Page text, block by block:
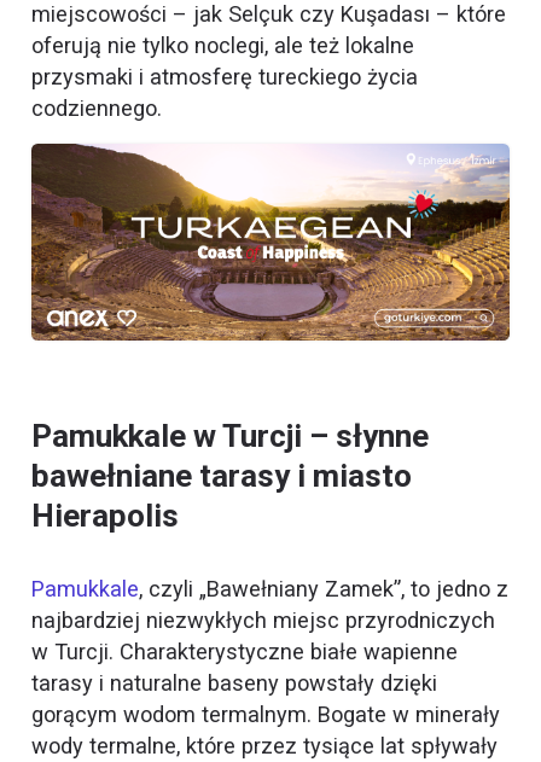
miejscowości – jak Selçuk czy Kuşadası – które
oferują nie tylko noclegi, ale też lokalne
przysmaki i atmosferę tureckiego życia
codziennego.
Pamukkale w Turcji – słynne
bawełniane tarasy i miasto
Hierapolis
Pamukkale, czyli „Bawełniany Zamek”, to jedno z
najbardziej niezwykłych miejsc przyrodniczych
w Turcji. Charakterystyczne białe wapienne
tarasy i naturalne baseny powstały dzięki
gorącym wodom termalnym. Bogate w minerały
wody termalne, które przez tysiące lat spływały